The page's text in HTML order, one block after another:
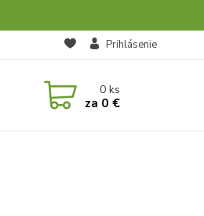
Prihlásenie
0ks
za 0 €